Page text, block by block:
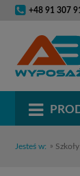
+48 91 307
Jesteś w: » Szkoły